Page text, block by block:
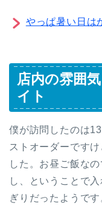
やっぱ暑い日は
店内の雰囲
イト
僕が訪問したのは
ストオーダーです
した。お昼ご飯な
し、ということで
ぎりだったようです